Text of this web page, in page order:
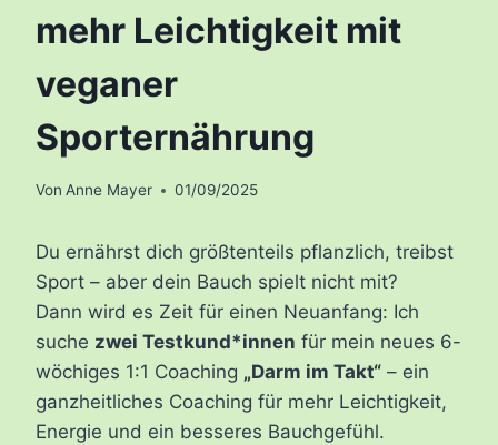
mehr Leichtigkeit mit
veganer
Sporternährung
Von Anne Mayer 01/09/2025
Du ernährst dich größtenteils pflanzlich, treibst
Sport – aber dein Bauch spielt nicht mit?
Dann wird es Zeit für einen Neuanfang: Ich
suche zwei Testkund*innen für mein neues 6-
wöchiges 1:1 Coaching „Darm im Takt“ – ein
ganzheitliches Coaching für mehr Leichtigkeit,
Energie und ein besseres Bauchgefühl.